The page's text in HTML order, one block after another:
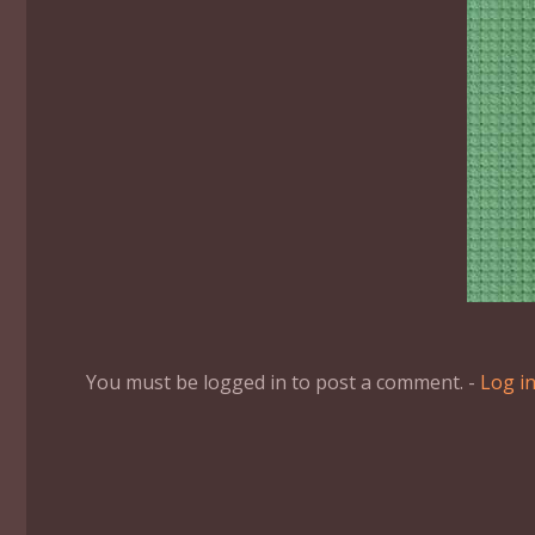
You must be logged in to post a comment. - Log in